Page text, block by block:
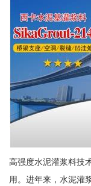
高强度水泥灌浆料技
用。进年来，水泥灌